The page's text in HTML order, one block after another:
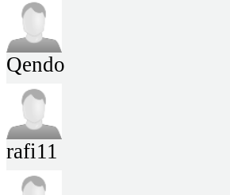
Qendo
rafi11